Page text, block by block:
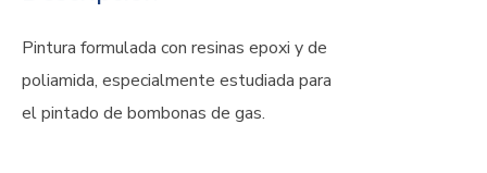
Pintura formulada con resinas epoxi y de
poliamida, especialmente estudiada para
el pintado de bombonas de gas.